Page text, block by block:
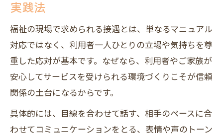
実践法
福祉の現場で求められる接遇とは、単なるマニュアル
対応ではなく、利用者一人ひとりの立場や気持ちを尊
重した応対が基本です。なぜなら、利用者やご家族が
安心してサービスを受けられる環境づくりこそが信頼
関係の土台になるからです。
具体的には、目線を合わせて話す、相手のペースに合
わせてコミュニケーションをとる、表情や声のトーン